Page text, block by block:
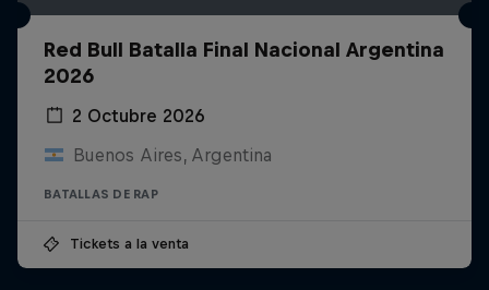
Red Bull Batalla Final Nacional Argentina
2026
2 Octubre 2026
Buenos Aires, Argentina
BATALLAS DE RAP
Tickets a la venta